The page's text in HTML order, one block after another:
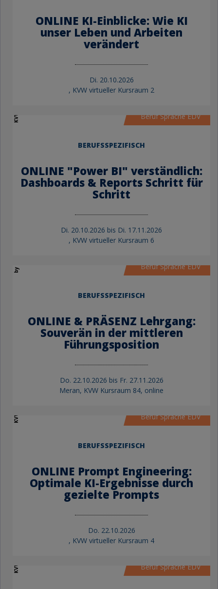
ONLINE KI-Einblicke: Wie KI
unser Leben und Arbeiten
verändert
Di. 20.10.2026
, KVW virtueller Kursraum 2
KVW Bildung Beruf Sprache EDV
BERUFSSPEZIFISCH
ONLINE "Power BI" verständlich:
Dashboards & Reports Schritt für
Schritt
Di. 20.10.2026 bis Di. 17.11.2026
, KVW virtueller Kursraum 6
Beruf Sprache EDV
BERUFSSPEZIFISCH
ONLINE & PRÄSENZ Lehrgang:
Souverän in der mittleren
Führungsposition
Do. 22.10.2026 bis Fr. 27.11.2026
Meran, KVW Kursraum 84, online
KVW Bildung Beruf Sprache EDV
BERUFSSPEZIFISCH
ONLINE Prompt Engineering:
Optimale KI-Ergebnisse durch
gezielte Prompts
Do. 22.10.2026
, KVW virtueller Kursraum 4
KVW Bildung Beruf Sprache EDV